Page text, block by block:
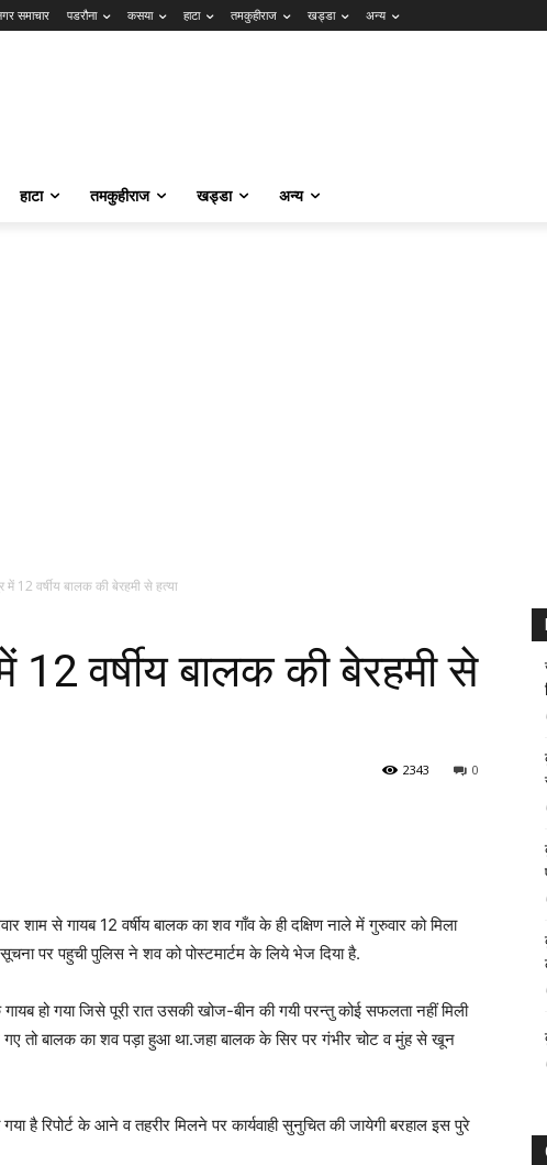
समाचार पडरौना कसया हाटा तमकुहीराज खड्डा अन्य
हाटा तमकुहीराज खड्डा अन्य
12 वर्षीय बालक की बेरहमी से हत्या
वर्षीय बालक की बेरहमी से
0
2343
शाम से गायब 12 वर्षीय बालक का शव गाँव के ही दक्षिण नाले में गुरुवार को मिला
पर पहुची पुलिस ने शव को पोस्टमार्टम के लिये भेज दिया है.
हो गया जिसे पूरी रात उसकी खोज-बीन की गयी परन्तु कोई सफलता नहीं मिली
गए तो बालक का शव पड़ा हुआ था.जहा बालक के सिर पर गंभीर चोट व मुंह से खून
है रिपोर्ट के आने व तहरीर मिलने पर कार्यवाही सुनुचित की जायेगी बरहाल इस पुरे